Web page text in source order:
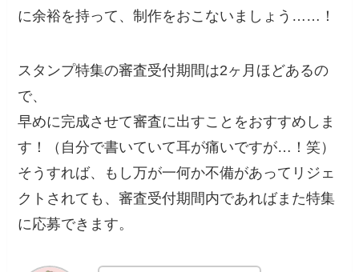
に余裕を持って、制作をおこないましょう……！
スタンプ特集の審査受付期間は2ヶ月ほどあるの
で、
早めに完成させて審査に出すことをおすすめしま
す！（自分で書いていて耳が痛いですが…！笑）
そうすれば、もし万が一何か不備があってリジェ
クトされても、審査受付期間内であればまた特集
に応募できます。